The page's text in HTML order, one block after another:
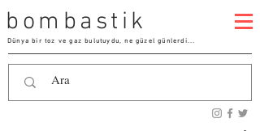
bombastik
Dünya bir toz ve gaz bulutuydu, ne güzel günlerdi...